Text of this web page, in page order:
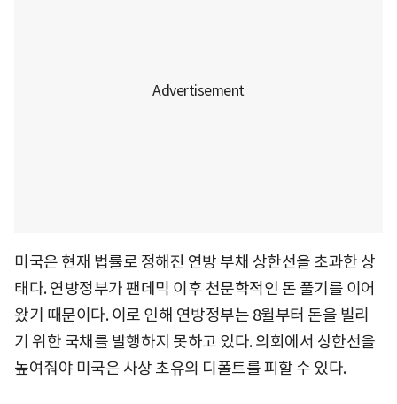
미국은 현재 법률로 정해진 연방 부채 상한선을 초과한 상
태다. 연방정부가 팬데믹 이후 천문학적인 돈 풀기를 이어
왔기 때문이다. 이로 인해 연방정부는 8월부터 돈을 빌리
기 위한 국채를 발행하지 못하고 있다. 의회에서 상한선을
높여줘야 미국은 사상 초유의 디폴트를 피할 수 있다.